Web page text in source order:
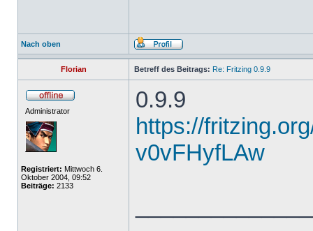
Nach oben
Florian Betreff des Beitrags: Re: Fritzing 0.9.9
Administrator
Registriert: Mittwoch 6.
Oktober 2004, 09:52
Beiträge: 2133
0.9.9
https://
v0vFHyfLAw